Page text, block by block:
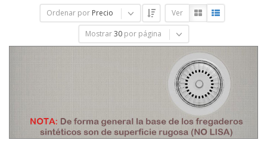
Ordenar por Precio Ver
Mostrar 30 por página